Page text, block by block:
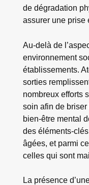
de dégradation
assurer une prise
Au-delà de
environnement
établissements.
sorties
nombreux efforts
soin afin de
bien-être mental
des éléments-
âgées, et parmi
celles qui sont
La présence